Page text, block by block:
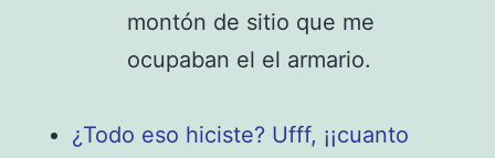
montón de sitio que me
ocupaban el el armario.
¿Todo eso hiciste? Ufff, ¡¡cuanto